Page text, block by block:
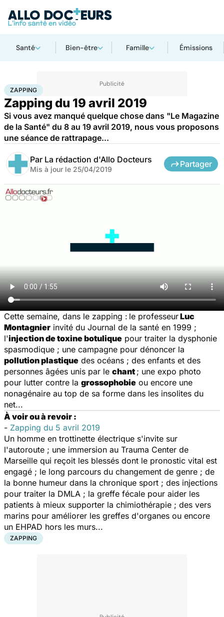
Santé Bien-être Famille Émissions
AccueilSanté
ZAPPING
Zapping du 19 avril 2019
Si vous avez manqué quelque chose dans "Le Magazine
de la Santé" du 8 au 19 avril 2019, nous vous proposons
une séance de rattrapage...
Par La rédaction d'Allo Docteurs
Mis à jour le 25/04/2019
Partager
Cette semaine, dans le zapping : le professeurLuc
Montagnier invité du Journal de la santé en 1999 ;
l'injection de toxine botulique pour traiter la dysphonie
spasmodique ; une campagne pour dénoncer la
pollution plastique des océans ; des enfants et des
personnes âgées unis par le chant ; une expo photo
pour lutter contre la grossophobie ou encore une
nonagénaire au top de sa forme dans les insolites du
net...
À voir ou à revoir :
- Zapping du 5 avril 2019
Un homme en trottinette électrique s'invite sur
l'autoroute ; une immersion au Trauma Center de
Marseille qui reçoit les blessés dont le pronostic vital est
engagé ; le long parcours du changement de genre ; de
la bonne humeur dans la chronique sport ; des injections
pour traiter la DMLA ; la greffe fécale pour aider les
patients à mieux supporter la chimiothérapie ; des vers
marins pour améliorer les greffes d'organes ou encore
un EHPAD hors les murs...
ZAPPING